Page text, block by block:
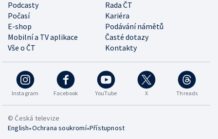
Podcasty
Rada ČT
Počasí
Kariéra
E-shop
Podávání námětů
Mobilní a TV aplikace
Časté dotazy
Vše o ČT
Kontakty
Instagram Facebook YouTube X Threads
© Česká televize
English•Ochrana soukromí•Přístupnost